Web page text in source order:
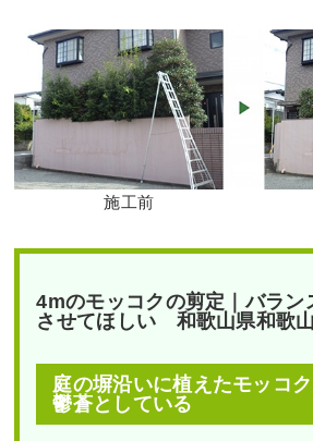
施工前
4mのモッコクの剪定｜バラン
させてほしい 和歌山県和歌
庭の塀沿いに植えたモッコ
鬱蒼としている